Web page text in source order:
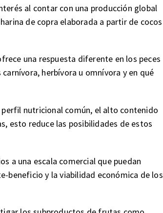
al contar con una producción global
de copra elaborada a partir de cocos
una respuesta diferente en los peces
herbívora u omnívora y en qué
nutricional común, el alto contenido
esto reduce las posibilidades de estos
a una escala comercial que puedan
beneficio y la viabilidad económica de los